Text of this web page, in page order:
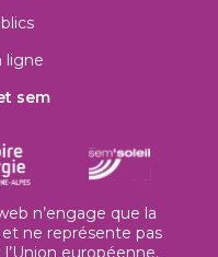
ligne
sem
n’engage que la
ne représente pas
européenne.